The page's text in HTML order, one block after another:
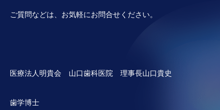
ご質問などは、お気軽にお問合せください。
医療法人明貴会 山口歯科医院 理事長山口貴史
歯学博士